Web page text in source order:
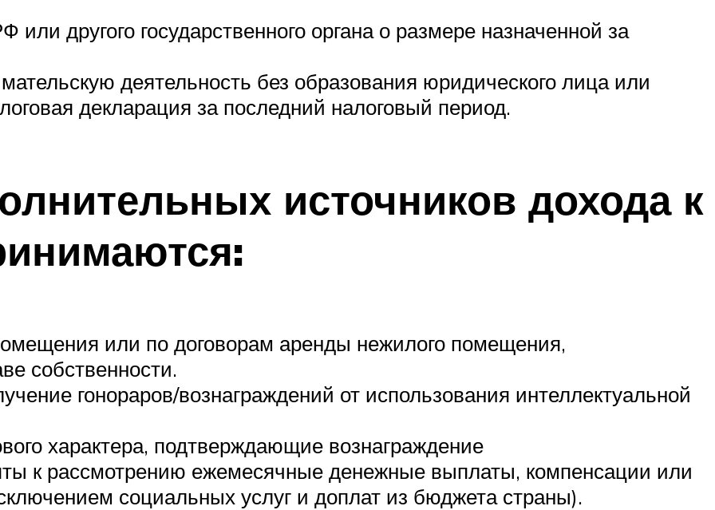
другого государственного органа о размере назначенной за
деятельность без образования юридического лица или
декларация за последний налоговый период.
источников дохода к
или по договорам аренды нежилого помещения,
собственности.
гонораров/вознаграждений от использования интеллектуальной
характера, подтверждающие вознаграждение
к рассмотрению ежемесячные денежные выплаты, компенсации или
социальных услуг и доплат из бюджета страны).